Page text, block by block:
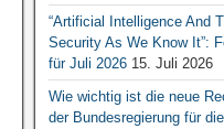
“Artificial Intelligence And
Security As We Know It”:
für Juli 2026 15. Juli 2026
Wie wichtig ist die neue
der Bundesregierung für